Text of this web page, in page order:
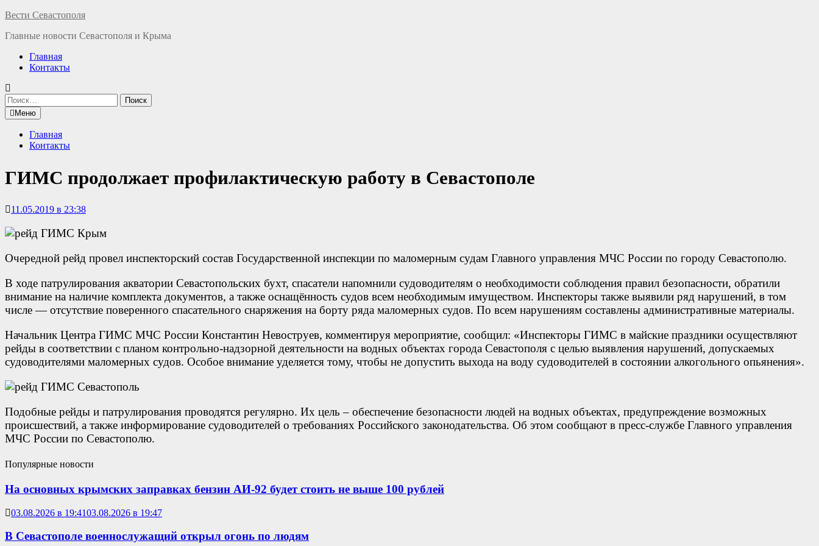
Перейти
содержимому
Вести Севастополя
Главные новости Севастополя и Крыма
Главная
Контакты
Найти:
Меню
Главная
Контакты
ГИМС продолжает профилактическую работу в Севастополе
11.05.2019 в 23:38
Очередной рейд провел инспекторский состав Государственной инспекции по маломерным судам Главного управления МЧС России по городу Севастополю.
В ходе патрулирования акватории Севастопольских бухт, спасатели напомнили судоводителям о необходимости соблюдения правил безопасности, обратили
внимание на наличие комплекта документов, а также оснащённость судов всем необходимым имуществом. Инспекторы также выявили ряд нарушений, в том
числе — отсутствие поверенного спасательного снаряжения на борту ряда маломерных судов. По всем нарушениям составлены административные материалы.
Начальник Центра ГИМС МЧС России Константин Невоструев, комментируя мероприятие, сообщил: «Инспекторы ГИМС в майские праздники осуществляют
рейды в соответствии с планом контрольно-надзорной деятельности на водных объектах города Севастополя с целью выявления нарушений, допускаемых
судоводителями маломерных судов. Особое внимание уделяется тому, чтобы не допустить выхода на воду судоводителей в состоянии алкогольного опьянения».
Подобные рейды и патрулирования проводятся регулярно. Их цель – обеспечение безопасности людей на водных объектах, предупреждение возможных
происшествий, а также информирование судоводителей о требованиях Российского законодательства. Об этом сообщают в пресс-службе Главного управления
МЧС России по Севастополю.
Популярные новости
На основных крымских заправках бензин АИ-92 будет стоить не выше 100 рублей
03.08.2026 в 19:4103.08.2026 в 19:47
В Севастополе военнослужащий открыл огонь по людям